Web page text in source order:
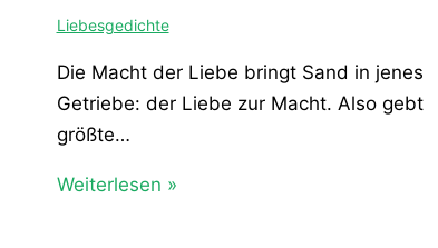
Liebesgedichte
Die Macht der Liebe bringt Sand in jenes
Getriebe: der Liebe zur Macht. Also gebt
größte…
Weiterlesen »